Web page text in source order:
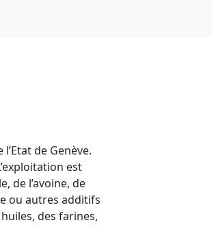
de Genève.
est
de l’avoine, de
ou autres additifs
des farines,